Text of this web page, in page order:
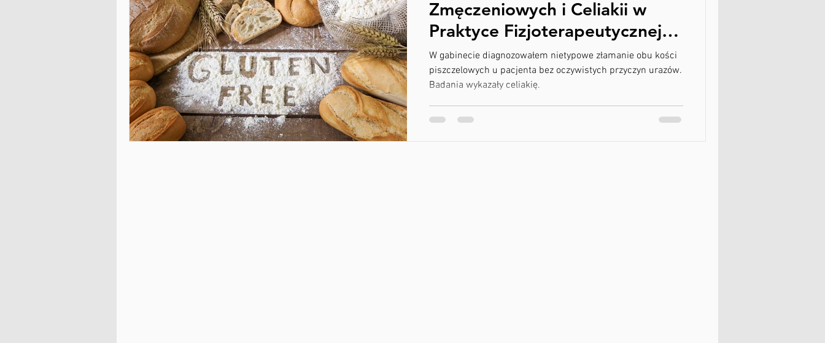
Zmęczeniowych i Celiakii w
Praktyce Fizjoterapeutycznej w
Lubinie
W gabinecie diagnozowałem nietypowe złamanie obu kości
piszczelowych u pacjenta bez oczywistych przyczyn urazów.
Badania wykazały celiakię.